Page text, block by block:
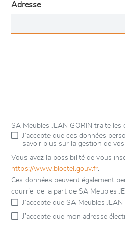
Adresse
SA Meubles JEAN GORIN traite
J’accepte que ces données
savoir plus sur la gestion de
Vous avez la possibilité de vous
https://www.bloctel.gouv.fr.
Ces données peuvent également
courriel de la part de SA Meubles
J’accepte que SA Meubles
J’accepte que mon adresse